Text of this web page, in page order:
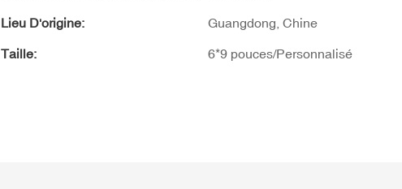
Lieu D'origine: Guangdong, Chine
Taille: 6*9 pouces/Personnalisé